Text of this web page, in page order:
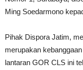
Ming Soedarmono
Pihak Dispora Jatim,
merupakan
lantaran GOR CLS ini